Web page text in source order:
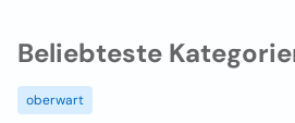
Beliebteste
oberwart